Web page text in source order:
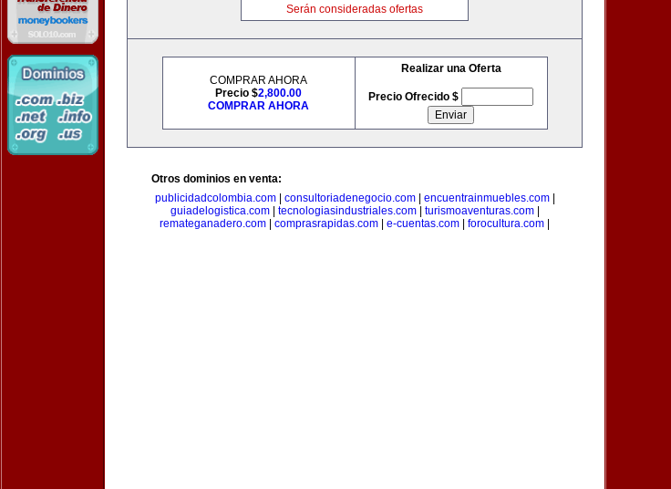
Serán consideradas ofertas
COMPRAR AHORA
Precio $2,800.00
COMPRAR AHORA
Realizar una Oferta
Precio Ofrecido $
Otros dominios en venta:
publicidadcolombia.com| consultoriadenegocio.com| encuentrainmuebles.com|
guiadelogistica.com| tecnologiasindustriales.com| turismoaventuras.com|
remateganadero.com
comprasrapidas.com e-cuentas.com forocultura.com